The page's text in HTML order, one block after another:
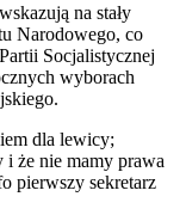
na stały
Narodowego, co
Socjalistycznej
wyborach
dla lewicy;
że nie mamy prawa
pierwszy sekretarz